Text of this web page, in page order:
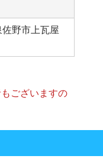
野市上瓦屋
ございますの